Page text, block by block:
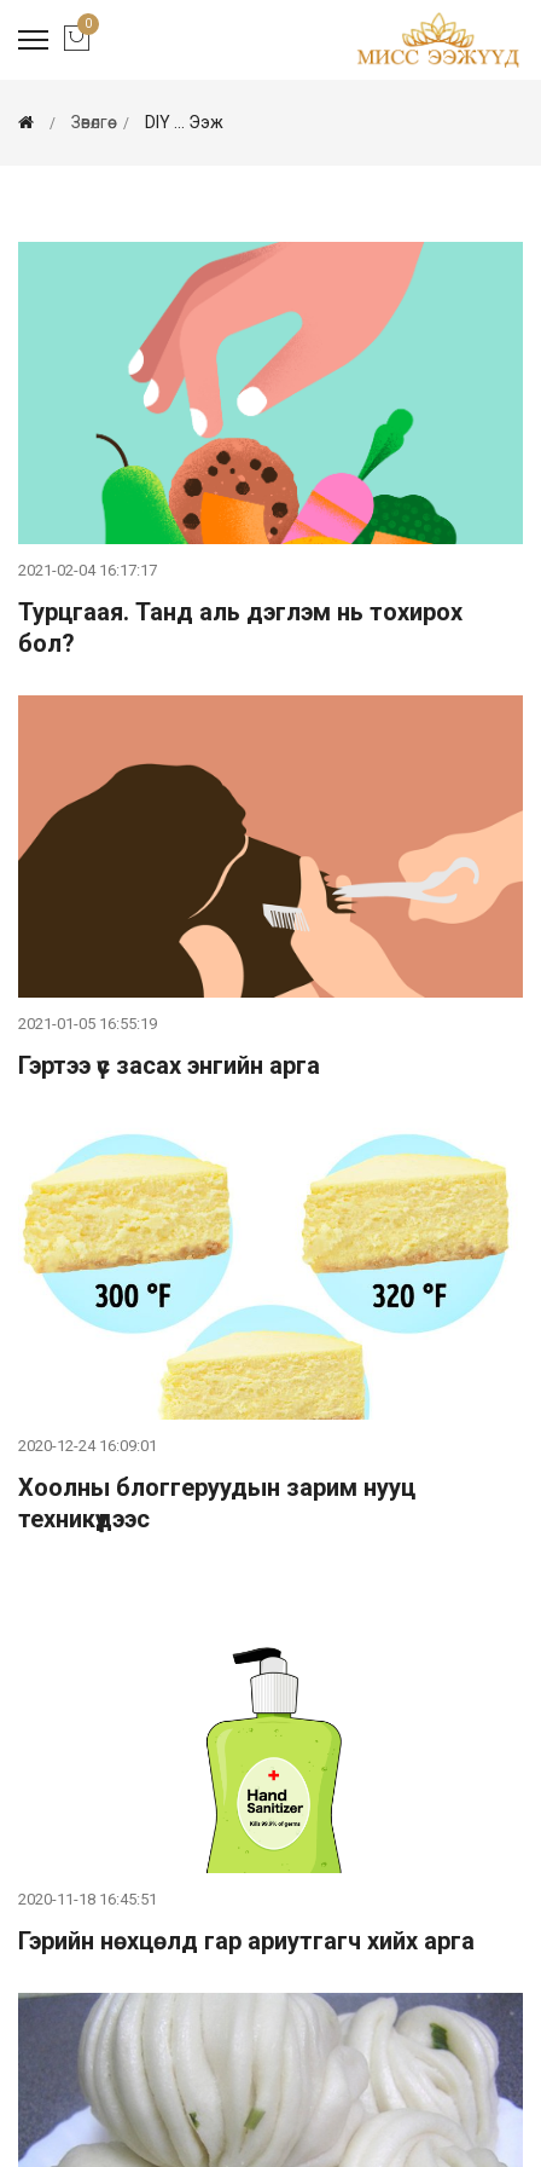
0
Зөвөлгөө DIY ... Ээж
2021-02-04 16:17:17
Турцгаая. Танд аль дэглэм нь тохирох
бол?
2021-01-05 16:55:19
Гэртээ үс засах энгийн арга
2020-12-24 16:09:01
Хоолны блоггеруудын зарим нууц
техникүүдээс
2020-11-18 16:45:51
Гэрийн нөхцөлд гар ариутгагч хийх арга